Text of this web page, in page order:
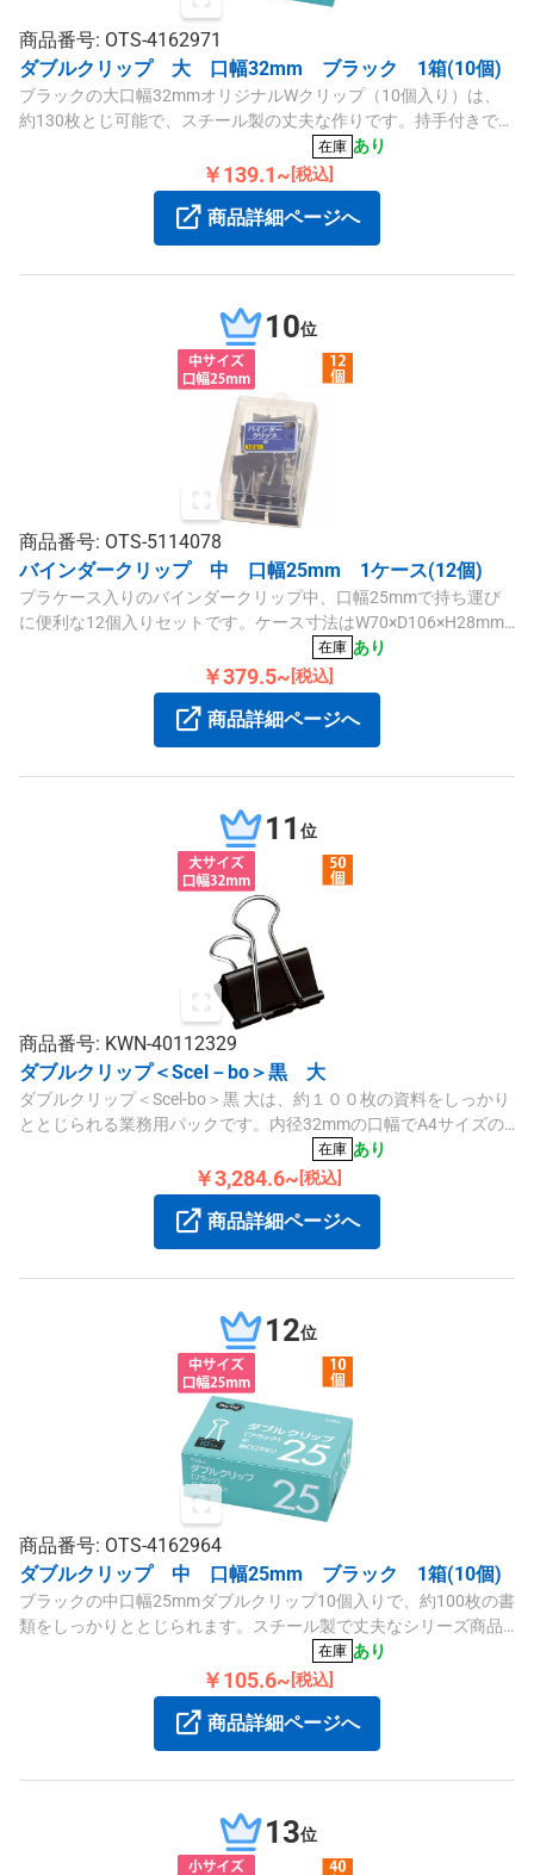
商品番号: OTS-4162971
ダブルクリップ 大 口幅32mm ブラック 1箱(10個)
ブラックの大口幅32mmオリジナルWクリップ（10個入り）は、
約130枚とじ可能で、スチール製の丈夫な作りです。持手付きで使
いやすく、袋入りよりもかさばりません。
在庫 あり
￥139.1~ [税込]
商品詳細ページへ
10位
商品番号: OTS-5114078
バインダークリップ 中 口幅25mm 1ケース(12個)
プラケース入りのバインダークリップ中、口幅25mmで持ち運び
に便利な12個入りセットです。ケース寸法はW70×D106×H28mm
在庫 あり
￥379.5~ [税込]
商品詳細ページへ
11 位
商品番号: KWN-40112329
ダブルクリップ＜Scel－bo＞黒 大
ダブルクリップ＜Scel-bo＞黒 大は、約１００枚の資料をしっかり
ととじられる業務用パックです。内径32mmの口幅でA4サイズの
ファイルボックスにぴったり収まり、しっかりとしたスチール製
の作りとなっています。
在庫 あり
￥3,284.6~ [税込]
商品詳細ページへ
12位
商品番号: OTS-4162964
ダブルクリップ 中 口幅25mm ブラック 1箱(10個)
ブラックの中口幅25mmダブルクリップ10個入りで、約100枚の書
類をしっかりととじられます。スチール製で丈夫なシリーズ商品
在庫 あり
￥105.6~ [税込]
商品詳細ページへ
13位